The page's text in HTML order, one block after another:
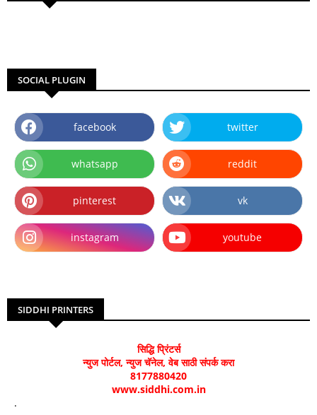
SOCIAL PLUGIN
facebook twitter
whatsapp reddit
pinterest vk
instagram youtube
SIDDHI PRINTERS
सिद्धि प्रिंटर्स
न्युज पोर्टल, न्युज चॅनेल, वेब साठी संपर्क करा
8177880420
www.siddhi.com.in
.